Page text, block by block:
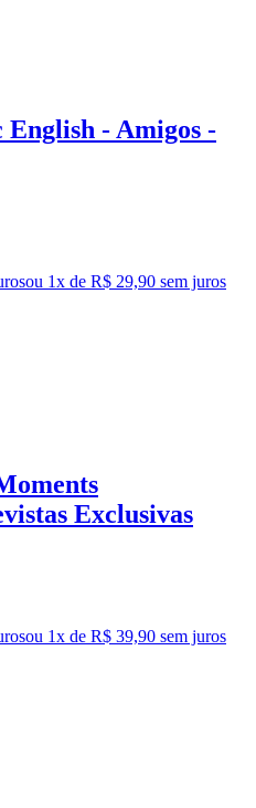
- Amigos -
ou 1x de R$ 29,90 sem juros
Exclusivas
ou 1x de R$ 39,90 sem juros